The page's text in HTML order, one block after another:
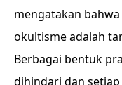
mengatakan
okultisme adalah
Berbagai bentuk
dihindari dan